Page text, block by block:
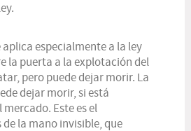
aplica especialmente a la ley
la puerta a la explotación del
pero puede dejar morir. La
dejar morir, si está
Este es el
la mano invisible, que